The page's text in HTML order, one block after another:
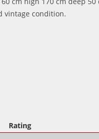
vintage condition.
Rating